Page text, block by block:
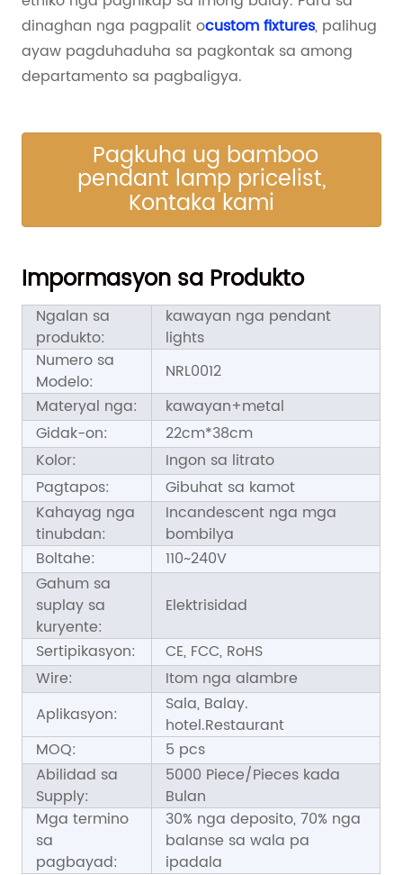
dinaghan nga pagpalit ocustom fixtures, palihug
ayaw pagduhaduha sa pagkontak sa among
departamento sa pagbaligya.
Pagkuha ug bamboo
pendant lamp pricelist,
Kontaka kami
Impormasyon sa Produkto
Ngalan sa
produkto:
kawayan nga pendant
lights
Numero sa
Modelo:
NRL0012
Materyal nga:
kawayan+metal
Gidak-on:
22cm*38cm
Kolor:
Ingon sa litrato
Pagtapos:
Gibuhat sa kamot
Kahayag nga
tinubdan:
Incandescent nga mga
bombilya
Boltahe:
110~240V
Gahum sa
suplay sa
kuryente:
Elektrisidad
Sertipikasyon:
CE, FCC, RoHS
Wire:
Itom nga alambre
Aplikasyon:
Sala, Balay.
hotel.Restaurant
MOQ:
5 pcs
Abilidad sa
Supply:
5000 Piece/Pieces kada
Bulan
Mga termino
sa
pagbayad:
30% nga deposito, 70% nga
balanse sa wala pa
ipadala